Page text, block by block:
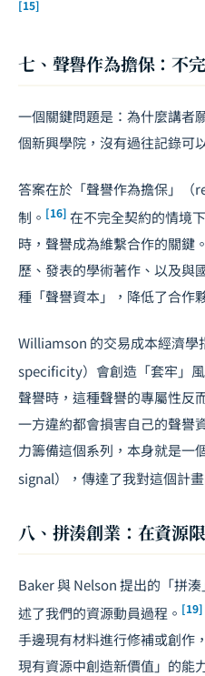
[15]
七、聲譽作為擔保：不
一個關鍵問題是：為什麼講者
個新興學院，沒有過往記錄可
答案在於「聲譽作為擔保」
制。 [16] 在不完全契約的情境
時，聲譽成為維繫合作的關鍵
歷、發表的學術著作、以及與
種「聲譽資本」，降低了合作
Williamson 的交易成本經濟學
specificity）會創造「套牢」風
聲譽時，這種聲譽的專屬性
一方違約都會損害自己的聲譽
力籌備這個系列，本身就是一
signal），傳達了我對這個計畫
八、拼湊創業：在資源
Baker 與 Nelson 提出的「拼
述了我們的資源動員過程。 [19]
手邊現有材料進行修補或創作
現有資源中創造新價值」的能